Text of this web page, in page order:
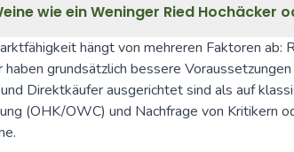
wie ein Weninger Ried
hängt von mehreren Faktoren
haben grundsätzlich bessere
Direktkäufer ausgerichtet sind als auf
(OHK/OWC) und Nachfrage von Kritikern